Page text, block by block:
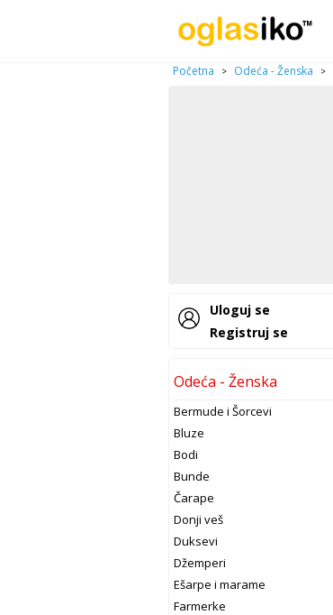
Početna > Odeća - Ženska >
Uloguj se
Registruj se
Odeća - Ženska
Bermude i Šorcevi
Bluze
Bodi
Bunde
Čarape
Donji veš
Duksevi
Džemperi
Ešarpe i marame
Farmerke